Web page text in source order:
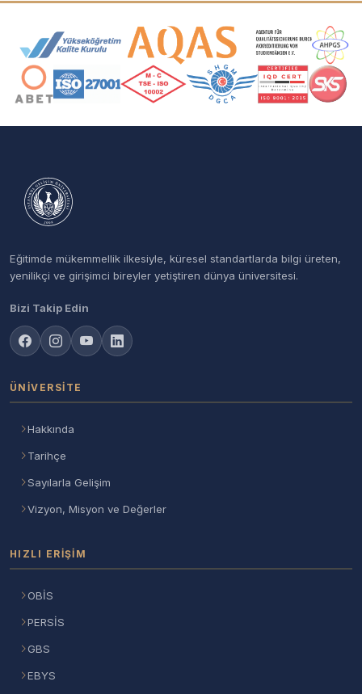
Akreditasyon ve Üyelik Logoları
Eğitimde mükemmellik ilkesiyle, küresel standartlarda bilgi üreten,
yenilikçi ve girişimci bireyler yetiştiren dünya üniversitesi.
Bizi Takip Edin
ÜNIVERSITE
Hakkında
Tarihçe
Sayılarla Gelişim
Vizyon, Misyon ve Değerler
HIZLI ERIŞIM
OBİS
PERSİS
GBS
EBYS